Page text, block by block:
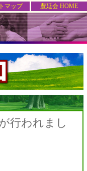
マップ 豊延会 HOME
行われまし